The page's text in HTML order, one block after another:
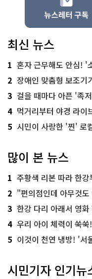
최신 뉴스
1 혼자 근무해도 안심! '
2 장애인 맞춤형 보조기기
3 걸을 때마다 아픈 '족저
4 먹거리부터 야경 라
5 시민이 사랑한 '찐' 로컬
많이 본 뉴스
1 주황색 리본 따라 한강부터
2 "편의점인데 아무것도 안
3 한강 다리 아래서 영
4 우리 아이 체력이 쑥
5 이것이 천연 냉방! '서
시민기자 인기뉴